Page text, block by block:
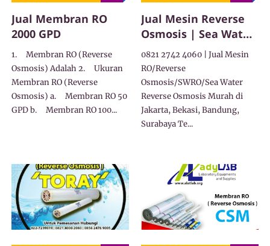
Jual Membran RO
2000 GPD
1. Membran RO (Reverse
Osmosis) Adalah 2. Ukuran
Membran RO (Reverse
Osmosis) a. Membran RO 50
GPD b. Membran RO 100...
Jual Mesin Reverse
Osmosis | Sea Water
Reverse Osmosis
Murah
0821 2742 4060 | Jual Mesin
RO/Reverse
Osmosis/SWRO/Sea Water
Reverse Osmosis Murah di
Jakarta, Bekasi, Bandung,
Surabaya Te...